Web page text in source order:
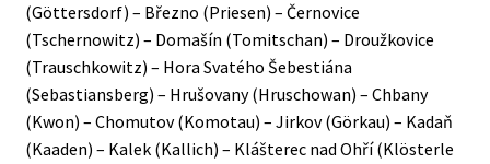
(Göttersdorf) – Březno (Priesen) – Černovice
(Tschernowitz) – Domašín (Tomitschan) – Droužkovice
(Trauschkowitz) – Hora Svatého Šebestiána
(Sebastiansberg) – Hrušovany (Hruschowan) – Chbany
(Kwon) – Chomutov (Komotau) – Jirkov (Görkau) – Kadaň
(Kaaden) – Kalek (Kallich) – Klášterec nad Ohří (Klösterle